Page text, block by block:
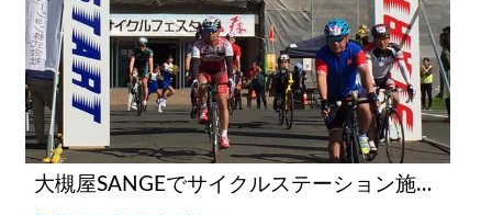
大槻屋SANGEでサイクルステーション施設利用（サイクリスト向け）